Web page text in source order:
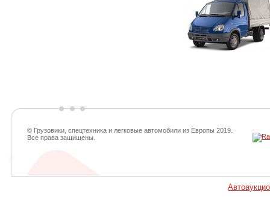
© Грузовики, спецтехника и легковые автомобили из Европы 2019.
Все права защищены.